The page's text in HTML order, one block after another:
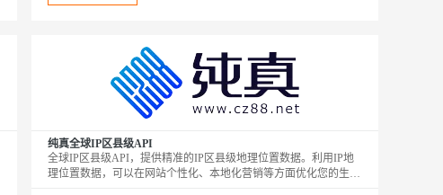
纯真全球IP区县级API
全球IP区县级API，提供精准的IP区县级地理位置数据。利用IP地
理位置数据，可以在网站个性化、本地化营销等方面优化您的生